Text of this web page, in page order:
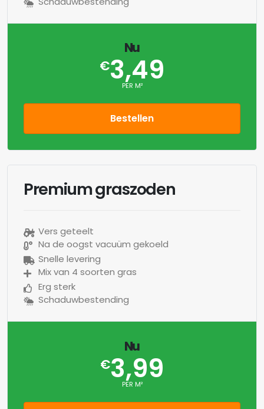
Nu
€3,49
PER M²
Bestellen
Premium graszoden
Vers geteelt
Na de oogst vacuüm gekoeld
Snelle levering
Mix van 4 soorten gras
Erg sterk
Schaduwbestending
Nu
€3,99
PER M²